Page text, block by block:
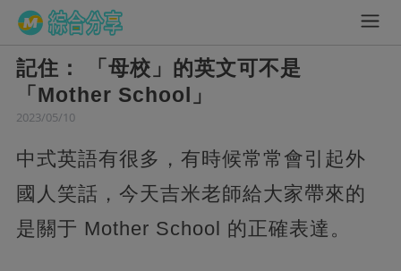
記住： 「母校」的英文可不是
「Mother School」
2023/05/10
中式英語有很多，有時候常常會引起外
國人笑話，今天吉米老師給大家帶來的
是關于 Mother School 的正確表達。